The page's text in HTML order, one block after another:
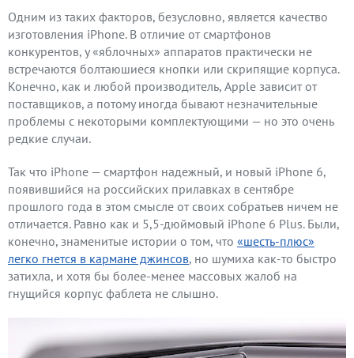
Одним из таких факторов, безусловно, является качество
изготовления iPhone. В отличие от смартфонов
конкурентов, у «яблочных» аппаратов практически не
встречаются болтаюшиеся кнопки или скрипящие корпуса.
Конечно, как и любой производитель, Apple зависит от
поставщиков, а потому иногда бывают незначительные
проблемы с некоторыми комплектующими — но это очень
редкие случаи.
Так что iPhone — смартфон надежный, и новый iPhone 6,
появившийся на российских прилавках в сентябре
прошлого года в этом смысле от своих собратьев ничем не
отличается. Равно как и 5,5-дюймовый iPhone 6 Plus. Были,
конечно, знаменитые истории о том, что «шесть-плюс»
легко гнется в кармане джинсов, но шумиха как-то быстро
затихла, и хотя бы более-менее массовых жалоб на
гнущийся корпус фаблета не слышно.